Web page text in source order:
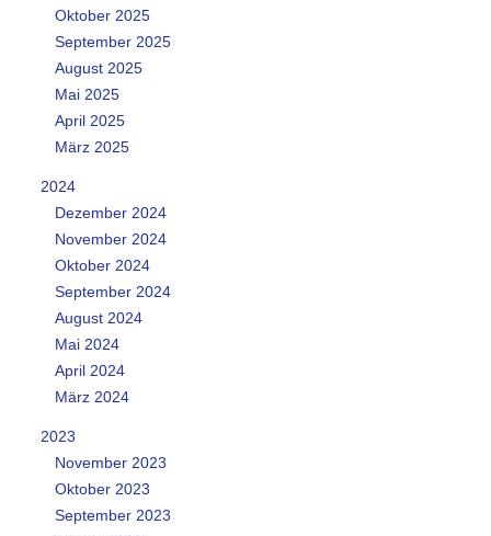
Oktober 2025
September 2025
August 2025
Mai 2025
April 2025
März 2025
2024
Dezember 2024
November 2024
Oktober 2024
September 2024
August 2024
Mai 2024
April 2024
März 2024
2023
November 2023
Oktober 2023
September 2023